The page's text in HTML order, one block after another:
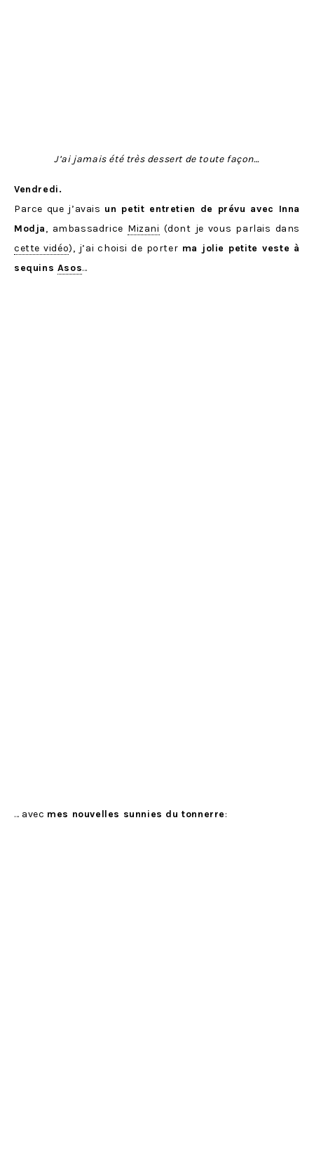
J’ai jamais été très dessert de toute façon…
Vendredi.
Parce que j’avais un petit entretien de prévu avec Inna
Modja, ambassadrice Mizani (dont je vous parlais dans
cette vidéo), j’ai choisi de porter ma jolie petite veste à
sequins Asos…
… avec mes nouvelles sunnies du tonnerre: